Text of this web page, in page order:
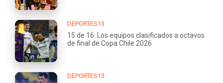
DEPORTES13
15 de 16: Los equipos clasificados a octavos
de final de Copa Chile 2026
DEPORTES13